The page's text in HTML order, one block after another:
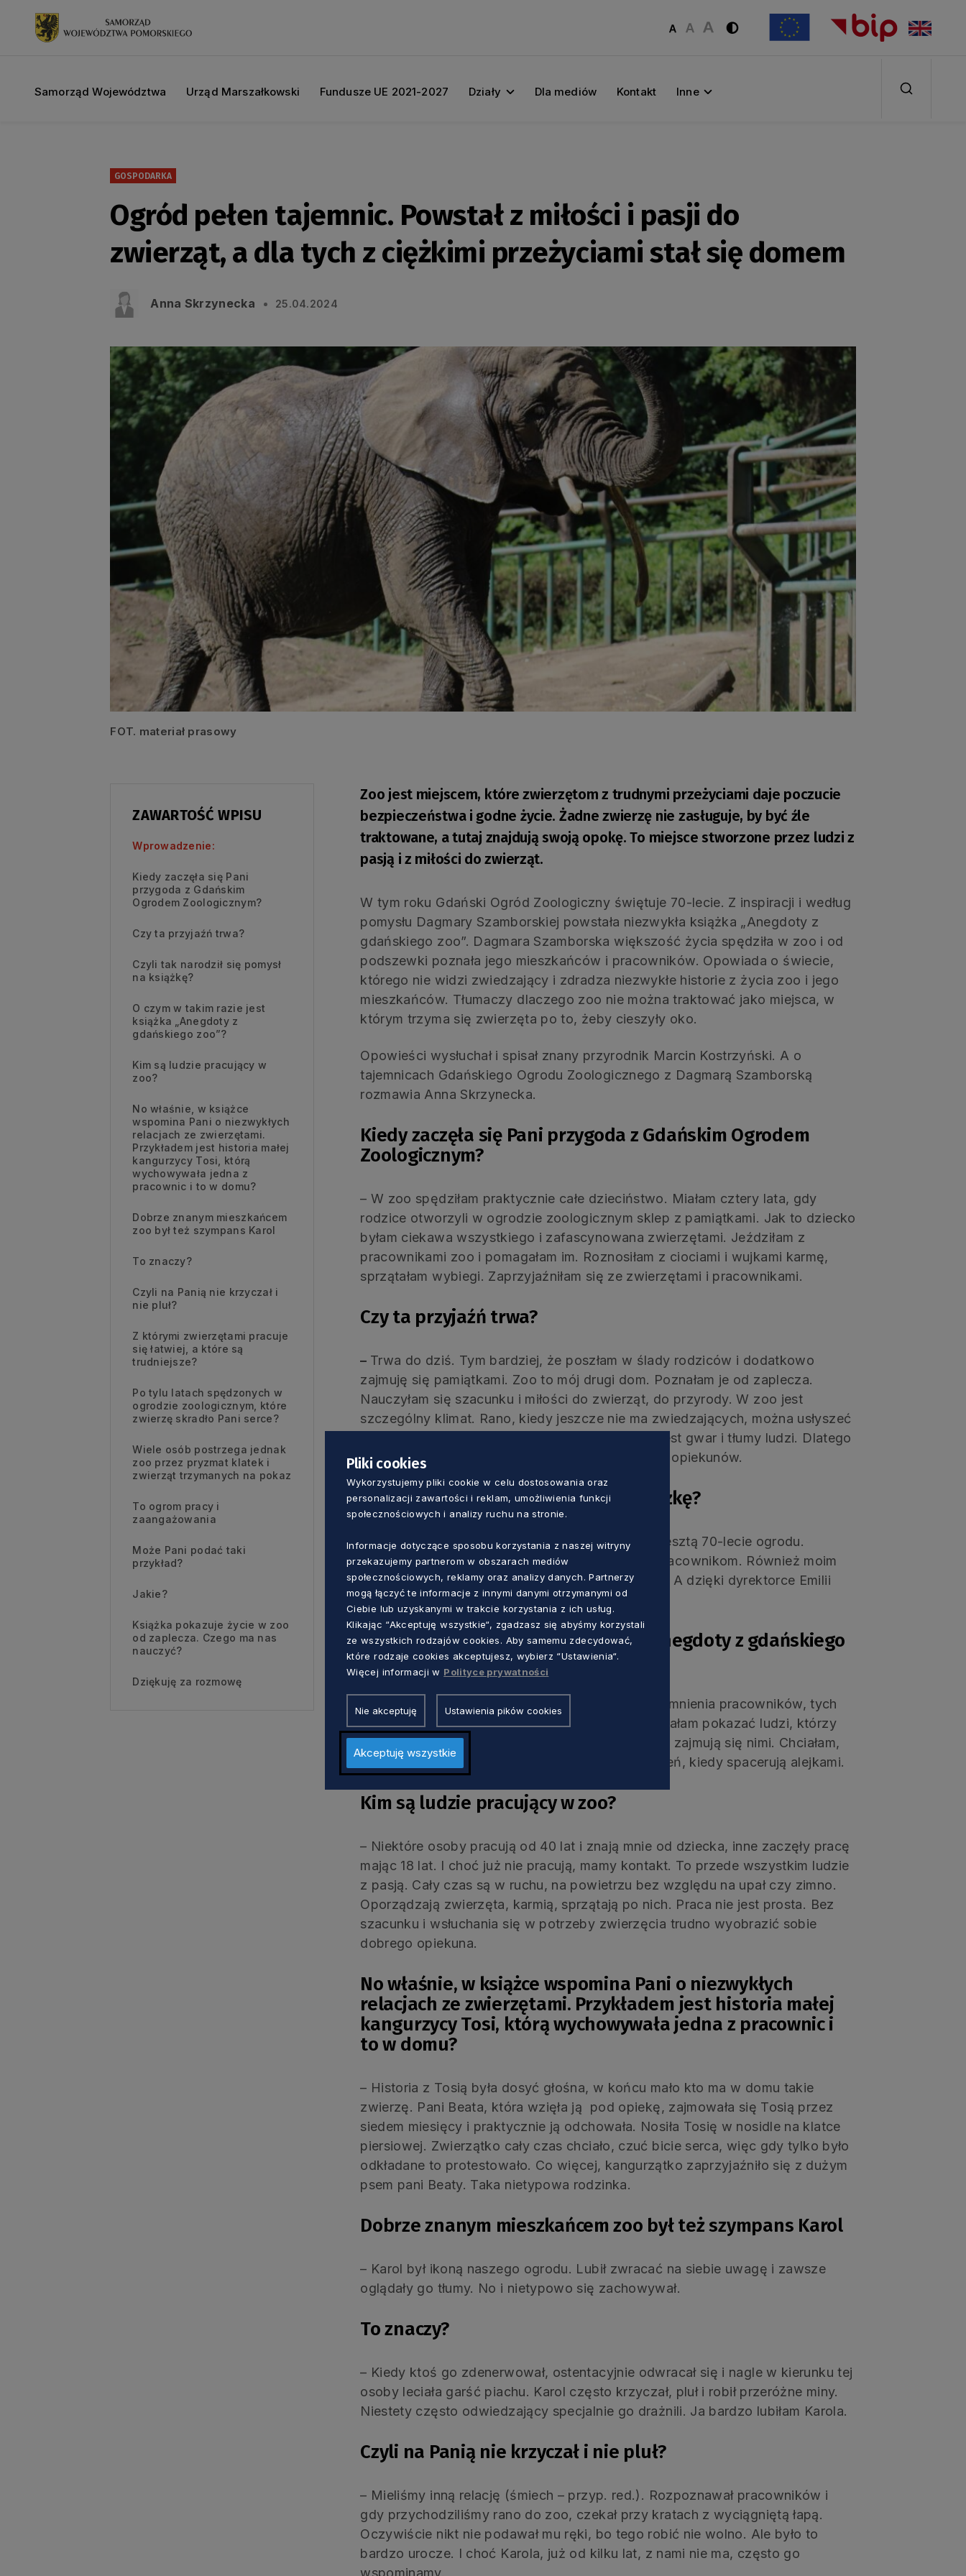
Samorząd Województwa Urząd Marszałkowski Fundusze UE 2021-2027 Działy Dla mediów Kontakt Inne
GOSPODARKA
Ogród pełen tajemnic. Powstał z miłości i pasji do
zwierząt, a dla tych z ciężkimi przeżyciami stał się domem
Anna Skrzynecka 25.04.2024
FOT. materiał prasowy
ZAWARTOŚĆ WPISU
Wprowadzenie:
Kiedy zaczęła się Pani
przygoda z Gdańskim
Ogrodem Zoologicznym?
Czy ta przyjaźń trwa?
Czyli tak narodził się pomysł
na książkę?
O czym w takim razie jest
książka „Anegdoty z
gdańskiego zoo”?
Kim są ludzie pracujący w
zoo?
No właśnie, w książce
wspomina Pani o niezwykłych
relacjach ze zwierzętami.
Przykładem jest historia małej
kangurzycy Tosi, którą
wychowywała jedna z
pracownic i to w domu?
Dobrze znanym mieszkańcem
zoo był też szympans Karol
To znaczy?
Czyli na Panią nie krzyczał i
nie pluł?
Z którymi zwierzętami pracuje
się łatwiej, a które są
trudniejsze?
Po tylu latach spędzonych w
ogrodzie zoologicznym, które
zwierzę skradło Pani serce?
Wiele osób postrzega jednak
zoo przez pryzmat klatek i
zwierząt trzymanych na pokaz
To ogrom pracy i
zaangażowania
Może Pani podać taki
przykład?
Jakie?
Książka pokazuje życie w zoo
od zaplecza. Czego ma nas
nauczyć?
Dziękuję za rozmowę
Zoo jest miejscem, które zwierzętom z trudnymi przeżyciami daje poczucie
bezpieczeństwa i godne życie. Żadne zwierzę nie zasługuje, by być źle
traktowane, a tutaj znajdują swoją opokę. To miejsce stworzone przez ludzi z
pasją i z miłości do zwierząt.
W tym roku Gdański Ogród Zoologiczny świętuje 70-lecie. Z inspiracji i według
pomysłu Dagmary Szamborskiej powstała niezwykła książka „Anegdoty z
gdańskiego zoo”. Dagmara Szamborska większość życia spędziła w zoo i od
podszewki poznała jego mieszkańców i pracowników. Opowiada o świecie,
którego nie widzi zwiedzający i zdradza niezwykłe historie z życia zoo i jego
mieszkańców. Tłumaczy dlaczego zoo nie można traktować jako miejsca, w
którym trzyma się zwierzęta po to, żeby cieszyły oko.
Opowieści wysłuchał i spisał znany przyrodnik Marcin Kostrzyński. A o
tajemnicach Gdańskiego Ogrodu Zoologicznego z Dagmarą Szamborską
rozmawia Anna Skrzynecka.
Kiedy zaczęła się Pani przygoda z Gdańskim Ogrodem
Zoologicznym?
– W zoo spędziłam praktycznie całe dzieciństwo. Miałam cztery lata, gdy
rodzice otworzyli w ogrodzie zoologicznym sklep z pamiątkami. Jak to dziecko
byłam ciekawa wszystkiego i zafascynowana zwierzętami. Jeździłam z
pracownikami zoo i pomagałam im. Roznosiłam z ciociami i wujkami karmę,
sprzątałam wybiegi. Zaprzyjaźniłam się ze zwierzętami i pracownikami.
Czy ta przyjaźń trwa?
– Trwa do dziś. Tym bardziej, że poszłam w ślady rodziców i dodatkowo
zajmuję się pamiątkami. Zoo to mój drugi dom. Poznałam je od zaplecza.
Nauczyłam się szacunku i miłości do zwierząt, do przyrody. W zoo jest
szczególny klimat. Rano, kiedy jeszcze nie ma zwiedzających, można usłyszeć
zaskakujące dźwięki natury, inne niż gdy wokół jest gwar i tłumy ludzi. Dlatego
poczułam, że chcę to opisać. Świat zwierząt i ich opiekunów.
Czyli tak narodził się pomysł na książkę?
– Było to dokładnie dwa lata temu, zbliżało się zresztą 70-lecie ogrodu.
Dlatego zadedykowałam książkę zwierzętom i pracownikom. Również moim
rodzicom. Dzięki nim pokochałam świat zwierząt. A dzięki dyrektorce Emilii
Salach udało się ten pomysł zrealizować.
O czym w takim razie jest książka „Anegdoty z gdańskiego
zoo”?
– Książka opowiada prawdziwe historie. To wspomnienia pracowników, tych
emerytowanych i tych, którzy wciąż pracują. Chciałam pokazać ludzi, którzy
życie poświęcili zwierzętom, kochają je i świetnie zajmują się nimi. Chciałam,
żeby inni zobaczyli to, czego nie widać na co dzień, kiedy spacerują alejkami.
Kim są ludzie pracujący w zoo?
– Niektóre osoby pracują od 40 lat i znają mnie od dziecka, inne zaczęły pracę
mając 18 lat. I choć już nie pracują, mamy kontakt. To przede wszystkim ludzie
z pasją. Cały czas są w ruchu, na powietrzu bez względu na upał czy zimno.
Oporządzają zwierzęta, karmią, sprzątają po nich. Praca nie jest prosta. Bez
szacunku i wsłuchania się w potrzeby zwierzęcia trudno wyobrazić sobie
dobrego opiekuna.
No właśnie, w książce wspomina Pani o niezwykłych
relacjach ze zwierzętami. Przykładem jest historia małej
kangurzycy Tosi, którą wychowywała jedna z pracownic i
to w domu?
– Historia z Tosią była dosyć głośna, w końcu mało kto ma w domu takie
zwierzę. Pani Beata, która wzięła ją pod opiekę, zajmowała się Tosią przez
siedem miesięcy i praktycznie ją odchowała. Nosiła Tosię w nosidle na klatce
piersiowej. Zwierzątko cały czas chciało, czuć bicie serca, więc gdy tylko było
odkładane to protestowało. Co więcej, kangurzątko zaprzyjaźniło się z dużym
psem pani Beaty. Taka nietypowa rodzinka.
Dobrze znanym mieszkańcem zoo był też szympans Karol
– Karol był ikoną naszego ogrodu. Lubił zwracać na siebie uwagę i zawsze
oglądały go tłumy. No i nietypowo się zachowywał.
To znaczy?
– Kiedy ktoś go zdenerwował, ostentacyjnie odwracał się i nagle w kierunku tej
osoby leciała garść piachu. Karol często krzyczał, pluł i robił przeróżne miny.
Niestety często odwiedzający specjalnie go drażnili. Ja bardzo lubiłam Karola.
Czyli na Panią nie krzyczał i nie pluł?
– Mieliśmy inną relację (śmiech – przyp. red.). Rozpoznawał pracowników i
gdy przychodziliśmy rano do zoo, czekał przy kratach z wyciągniętą łapą.
Oczywiście nikt nie podawał mu ręki, bo tego robić nie wolno. Ale było to
bardzo urocze. I choć Karola, już od kilku lat, z nami nie ma, często go
wspominamy.
Pliki cookies
Wykorzystujemy pliki cookie w celu dostosowania oraz
personalizacji zawartości i reklam, umożliwienia funkcji
społecznościowych i analizy ruchu na stronie.
Informacje dotyczące sposobu korzystania z naszej witryny
przekazujemy partnerom w obszarach mediów
społecznościowych, reklamy oraz analizy danych. Partnerzy
mogą łączyć te informacje z innymi danymi otrzymanymi od
Ciebie lub uzyskanymi w trakcie korzystania z ich usług.
Klikając “Akceptuję wszystkie“, zgadzasz się abyśmy korzystali
ze wszystkich rodzajów cookies. Aby samemu zdecydować,
które rodzaje cookies akceptujesz, wybierz “Ustawienia“.
Więcej informacji w Polityce prywatności
Nie akceptuję Ustawienia pików cookies
Akceptuję wszystkie